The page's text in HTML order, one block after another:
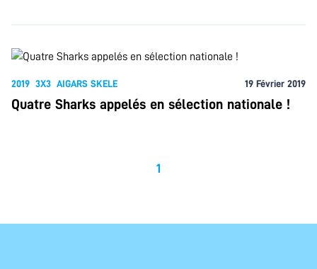
2019 3X3 AIGARS SKELE 19 Février 2019
Quatre Sharks appelés en sélection nationale !
1